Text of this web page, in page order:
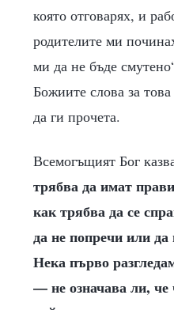
която отговарях, и
родителите ми
ми да не бъде
Божиите слова за
да ги прочета.
Всемогъщият Бог
трябва да имат
как трябва да се
да не попречи или
Нека първо
— не означава ли, че